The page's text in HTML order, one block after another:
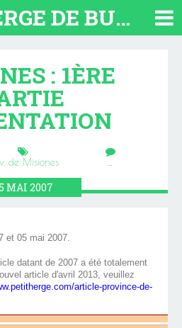
LE PETIT HERGE DE BUENOS AIRES 2026. TOUT SUR L'ARGENTINE
: 1ÈRE
de Misiones …
MAI2007
et 05 mai 2007.
datant de 2007 a été totalement
article d'avril 2013, veuillez
article-province-de-